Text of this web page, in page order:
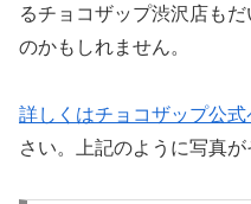
るチョコザップ渋沢店も
のかもしれません。
詳しくはチョコザップ公
さい。上記のように写真